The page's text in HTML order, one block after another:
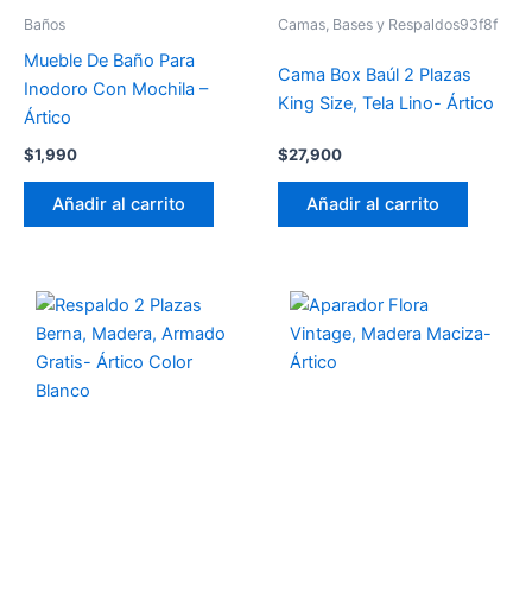
Baños
Mueble De Baño Para
Inodoro Con Mochila –
Ártico
$1,990
Añadir al carrito
Camas, Bases y Respaldos93f8f
Cama Box Baúl 2 Plazas
King Size, Tela Lino- Ártico
$27,900
Añadir al carrito